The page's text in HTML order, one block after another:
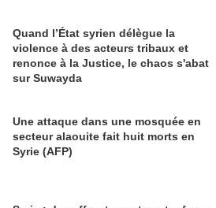
Quand l’État syrien délègue la
violence à des acteurs tribaux et
renonce à la Justice, le chaos s'abat
sur Suwayda
Une attaque dans une mosquée en
secteur alaouite fait huit morts en
Syrie (AFP)